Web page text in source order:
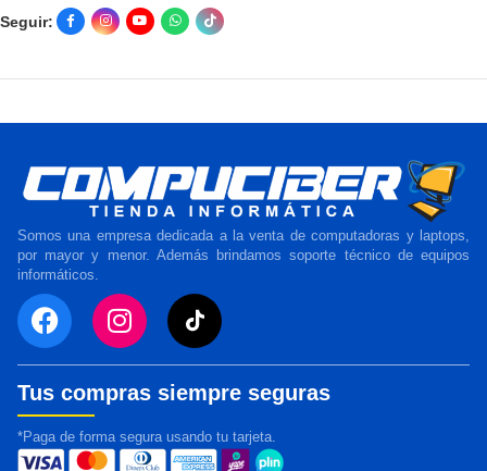
Seguir:
Somos una empresa dedicada a la venta de computadoras y laptops,
por mayor y menor. Además brindamos soporte técnico de equipos
informáticos.
Tus compras siempre seguras
*Paga de forma segura usando tu tarjeta.